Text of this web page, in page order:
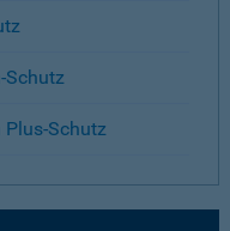
Schutz
Schutz